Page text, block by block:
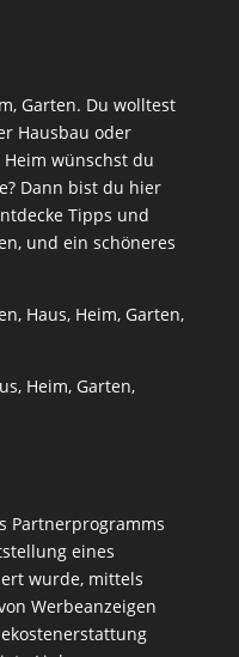
Garten. Du wolltest
Hausbau oder
wünschst du
Dann bist du hier
Tipps und
und ein schöneres
Haus, Heim, Garten,
Heim, Garten,
Partnerprogramms
eines
wurde, mittels
Werbeanzeigen